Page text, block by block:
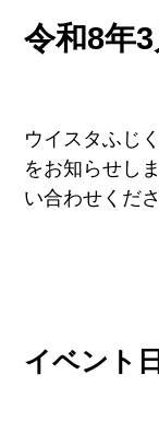
令和8年
ウイスタふじ
をお知らせし
い合わせくださ
イベント